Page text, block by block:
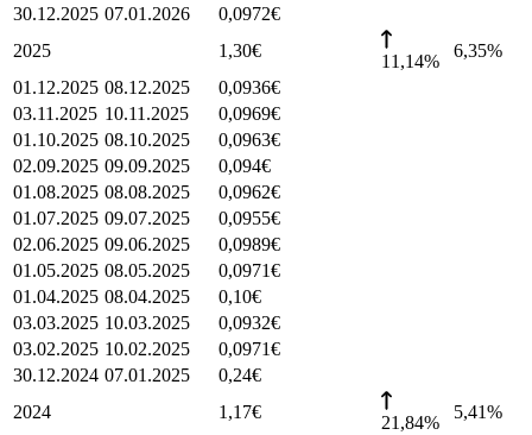
30.12.2025 07.01.2026 0,0972€
2025
1,30€
11,14%
6,35%
01.12.2025 08.12.2025 0,0936€
03.11.2025 10.11.2025 0,0969€
01.10.2025 08.10.2025 0,0963€
02.09.2025 09.09.2025 0,094€
01.08.2025 08.08.2025 0,0962€
01.07.2025 09.07.2025 0,0955€
02.06.2025 09.06.2025 0,0989€
01.05.2025 08.05.2025 0,0971€
01.04.2025 08.04.2025 0,10€
03.03.2025 10.03.2025 0,0932€
03.02.2025 10.02.2025 0,0971€
30.12.2024 07.01.2025 0,24€
2024
1,17€
21,84%
5,41%